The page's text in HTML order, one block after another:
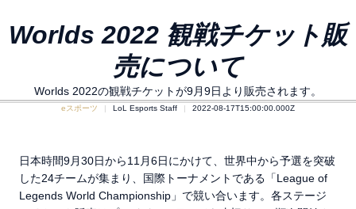
Worlds 2022 観戦チケット販
売について
Worlds 2022の観戦チケットが9月9日より販売されます。
eスポーツ LoL Esports Staff 2022-08-17T15:00:00.000Z
日本時間9月30日から11月6日にかけて、世界中から予選を突破
した24チームが集まり、国際トーナメントである「League of
Legends World Championship」で競い合います。各ステージ